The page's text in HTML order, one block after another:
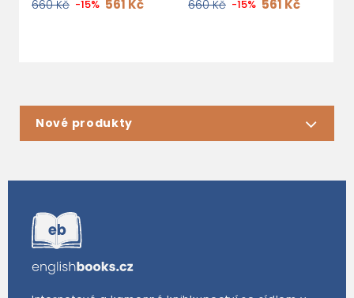
660 Kč -15% 561 Kč 660 Kč -15% 561 Kč
Nové produkty